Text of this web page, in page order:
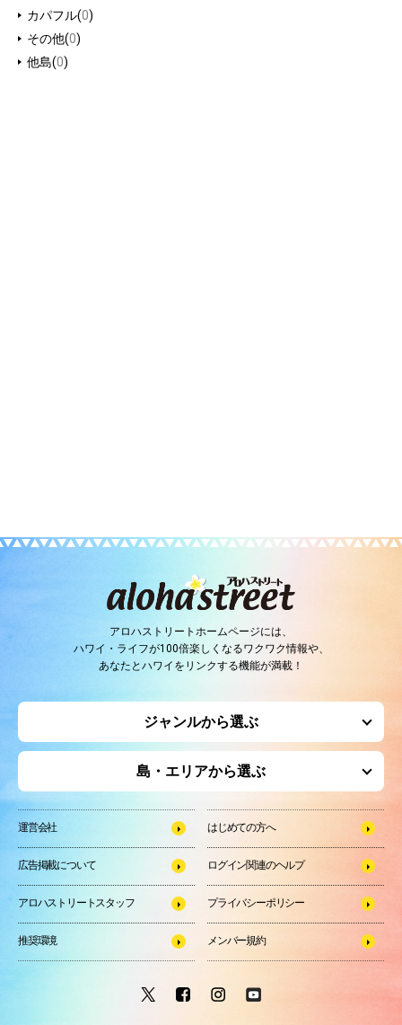
カパフル(0)
その他(0)
他島(0)
アロハストリートホームページには、
ハワイ・ライフが100倍楽しくなるワクワク情報や、
あなたとハワイをリンクする機能が満載！
ジャンルから選ぶ
島・エリアから選ぶ
運営会社 はじめての方へ
広告掲載について ログイン関連のヘルプ
アロハストリートスタッフ プライバシーポリシー
推奨環境 メンバー規約